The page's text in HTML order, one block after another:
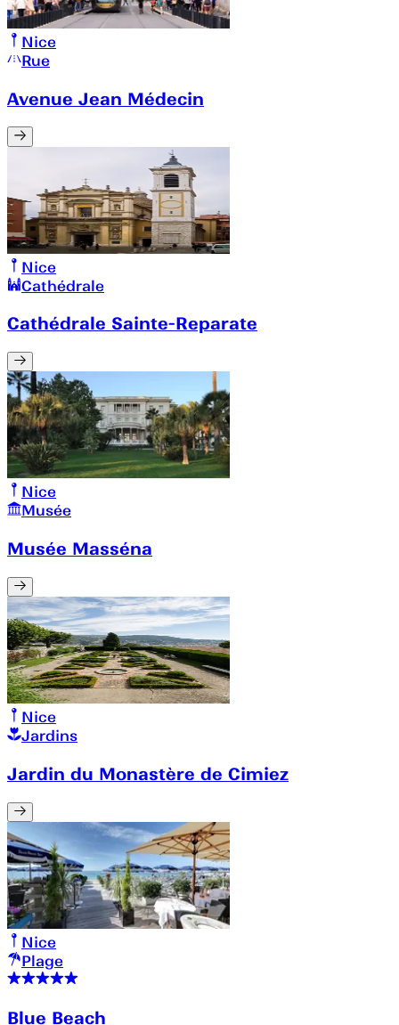
Nice
Rue
Avenue Jean Médecin
Nice
Cathédrale
Cathédrale Sainte-Reparate
Nice
Musée
Musée Masséna
Nice
Jardins
Jardin du Monastère de Cimiez
Nice
Plage
Blue Beach